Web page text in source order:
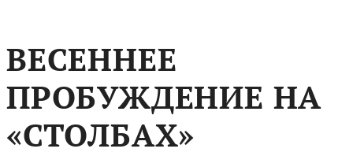
ВЕСЕННЕЕ
ПРОБУЖДЕНИЕ НА
«СТОЛБАХ»